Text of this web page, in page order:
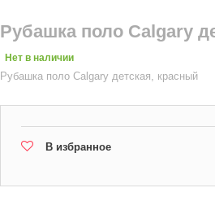
Рубашка поло Calgary
Нет в наличии
Рубашка поло Calgary детская, красный
В избранное